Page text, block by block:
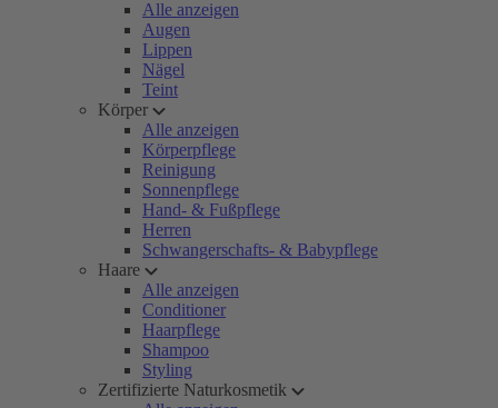
Alle anzeigen
Augen
Lippen
Nägel
Teint
Körper
Alle anzeigen
Körperpflege
Reinigung
Sonnenpflege
Hand- & Fußpflege
Herren
Schwangerschafts- & Babypflege
Haare
Alle anzeigen
Conditioner
Haarpflege
Shampoo
Styling
Zertifizierte Naturkosmetik